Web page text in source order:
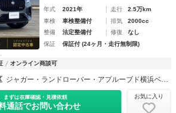
年式 2021年 走行
2.5万km
車検
車検整備付 排気
2000cc
整備
法定整備付 修復
なし
保証
保証付 (24ヶ月・走行無制限)
オンライン商談可
ジャガー・ランドローバー・アプルーブド横浜ベイサイドマリーナ ミッドランズ株式会社
まずは在庫確認・見積依頼
通話でお問い合わせ
お気に入り